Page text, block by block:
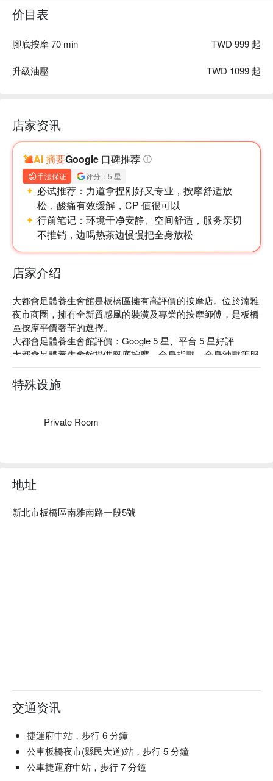
价目表
腳底按摩 70 min TWD 999 起
升級油壓 TWD 1099 起
店家资讯
AI 摘要Google 口碑推荐
手法保证 评分：5 星
必试推荐： 力道拿捏刚好又专业，按摩舒适放
松，酸痛有效缓解，CP 值很可以
行前笔记： 环境干净安静、空间舒适，服务亲切
不推销，边喝热茶边慢慢把全身放松
店家介绍
大都會足體養生會館是板橋區擁有高評價的按摩店。位於湳雅
夜市商圈，擁有全新質感風的裝潢及專業的按摩師傅，是板橋
區按摩平價奢華的選擇。
大都會足體養生會館評價：Google 5 星、平台 5 星好評
大都會足體養生會館提供腳底按摩、全身指壓、全身油壓等服
務。
大都會足體養生會館以專業的師傅技巧，以及友善的服務態
度，深受周遭上班族以及觀光客喜愛。
特殊设施
Private Room
地址
新北市板橋區南雅南路一段5號
交通资讯
捷運府中站，步行 6 分鐘
公車板橋夜市(縣民大道)站，步行 5 分鐘
公車捷運府中站，步行 7 分鐘